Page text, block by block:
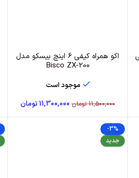
اکو همراه کیفی 6 اینچ بیسکو مدل
Bisco ZX-200
موجود است
11,500,000 تومان 11,300,000تومان
-3%
جدید